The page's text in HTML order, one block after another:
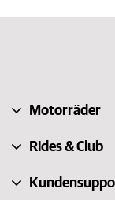
Motorräder
Rides & Club